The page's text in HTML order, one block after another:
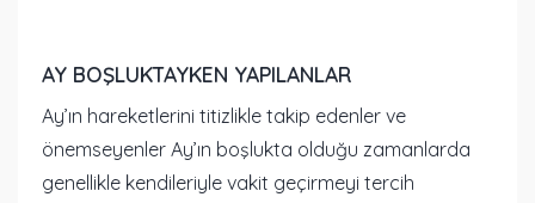
AY BOŞLUKTAYKEN YAPILANLAR
Ay’ın hareketlerini titizlikle takip edenler ve
önemseyenler Ay’ın boşlukta olduğu zamanlarda
genellikle kendileriyle vakit geçirmeyi tercih